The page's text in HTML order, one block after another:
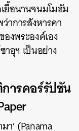
ยื้อนานจนมโมฮัม
าการสังหารคา
งพระองค์เอง
อุฯ เป็นอย่าง
ารคอร์รัปชัน
า’ (Panama